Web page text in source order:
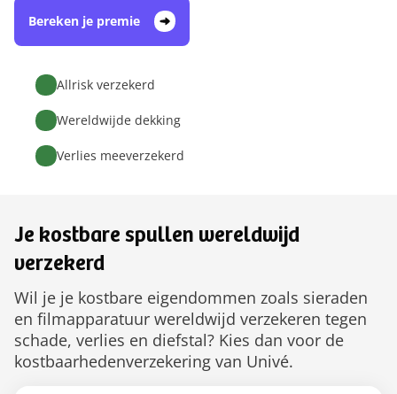
Bereken je premie
Allrisk verzekerd
Wereldwijde dekking
Verlies meeverzekerd
Je kostbare spullen wereldwijd
verzekerd
Wil je je kostbare eigendommen zoals sieraden
en filmapparatuur wereldwijd verzekeren tegen
schade, verlies en diefstal? Kies dan voor de
kostbaarhedenverzekering van Univé.